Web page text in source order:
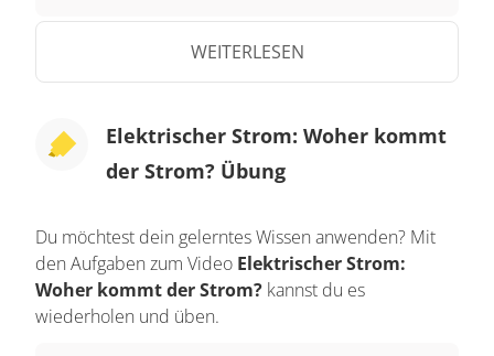
Alleine in Deutschland werden heute 600
Terawattstunden Strom im Jahr erzeugt und auch
verbraucht. Woher kommt der Strom, den wir
Ströme, zum Beispiel Blitze. Aber die lassen sich
nicht wirtschaftlich nutzen. Die elektrische
zum Beispiel Kohle, aus Erdöl oder Erdgas.
Ausgangsmaterial für Elektrizität kann auch
Uranerz sein. Und hier liegen ebenfalls Quellen
für die Stromgewinnung: Wind, Wasser und
WEITERLESEN
Elektrischer Strom: Woher kommt
der Strom? Übung
Du möchtest dein gelerntes Wissen anwenden? Mit
den Aufgaben zum Video Elektrischer Strom:
Woher kommt der Strom? kannst du es
wiederholen und üben.